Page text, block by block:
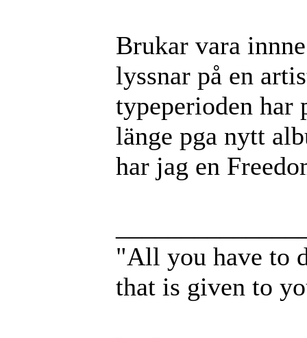
Brukar vara
lyssnar på en
typeperioden har
länge pga nytt
har jag en
"All you have to
that is given to